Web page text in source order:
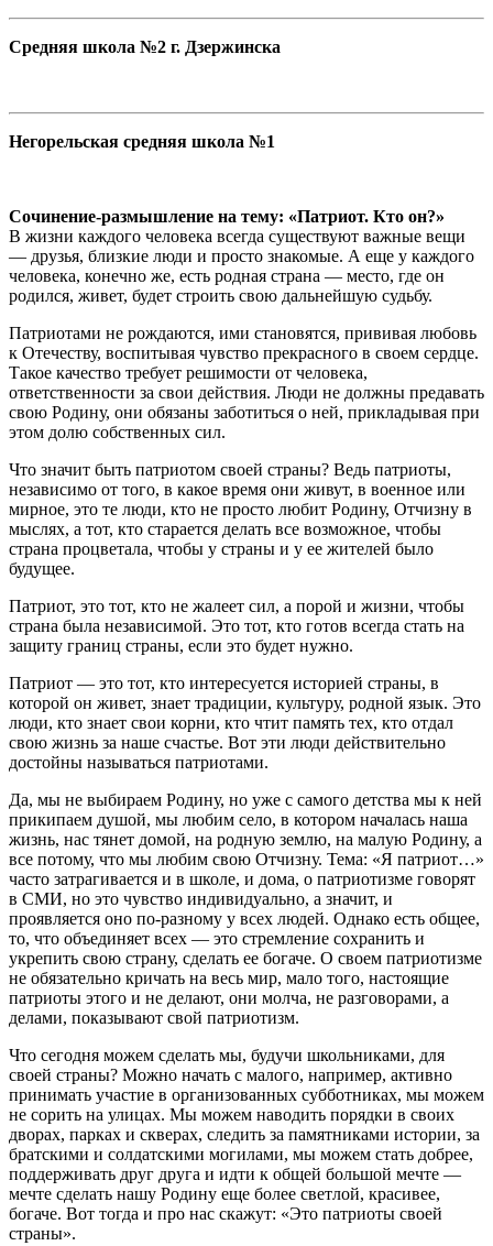
Средняя школа №2 г. Дзержинска
Негорельская средняя школа №1
Сочинение-размышление на тему: «Патриот. Кто он?»
В жизни каждого человека всегда существуют важные вещи
— друзья, близкие люди и просто знакомые. А еще у каждого
человека, конечно же, есть родная страна — место, где он
родился, живет, будет строить свою дальнейшую судьбу.
Патриотами не рождаются, ими становятся, прививая любовь
к Отечеству, воспитывая чувство прекрасного в своем сердце.
Такое качество требует решимости от человека,
ответственности за свои действия. Люди не должны предавать
свою Родину, они обязаны заботиться о ней, прикладывая при
этом долю собственных сил.
Что значит быть патриотом своей страны? Ведь патриоты,
независимо от того, в какое время они живут, в военное или
мирное, это те люди, кто не просто любит Родину, Отчизну в
мыслях, а тот, кто старается делать все возможное, чтобы
страна процветала, чтобы у страны и у ее жителей было
будущее.
Патриот, это тот, кто не жалеет сил, а порой и жизни, чтобы
страна была независимой. Это тот, кто готов всегда стать на
защиту границ страны, если это будет нужно.
Патриот — это тот, кто интересуется историей страны, в
которой он живет, знает традиции, культуру, родной язык. Это
люди, кто знает свои корни, кто чтит память тех, кто отдал
свою жизнь за наше счастье. Вот эти люди действительно
достойны называться патриотами.
Да, мы не выбираем Родину, но уже с самого детства мы к ней
прикипаем душой, мы любим село, в котором началась наша
жизнь, нас тянет домой, на родную землю, на малую Родину, а
все потому, что мы любим свою Отчизну. Тема: «Я патриот…»
часто затрагивается и в школе, и дома, о патриотизме говорят
в СМИ, но это чувство индивидуально, а значит, и
проявляется оно по-разному у всех людей. Однако есть общее,
то, что объединяет всех — это стремление сохранить и
укрепить свою страну, сделать ее богаче. О своем патриотизме
не обязательно кричать на весь мир, мало того, настоящие
патриоты этого и не делают, они молча, не разговорами, а
делами, показывают свой патриотизм.
Что сегодня можем сделать мы, будучи школьниками, для
своей страны? Можно начать с малого, например, активно
принимать участие в организованных субботниках, мы можем
не сорить на улицах. Мы можем наводить порядки в своих
дворах, парках и скверах, следить за памятниками истории, за
братскими и солдатскими могилами, мы можем стать добрее,
поддерживать друг друга и идти к общей большой мечте —
мечте сделать нашу Родину еще более светлой, красивее,
богаче. Вот тогда и про нас скажут: «Это патриоты своей
страны».